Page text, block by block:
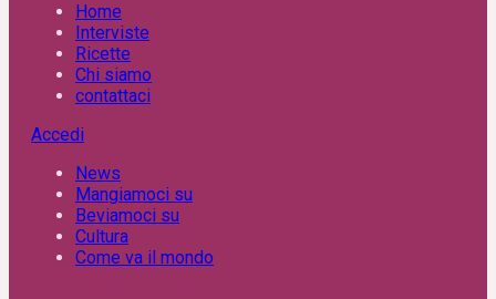
Home
Interviste
Ricette
Chi siamo
contattaci
Accedi
News
Mangiamoci su
Beviamoci su
Cultura
Come va il mondo